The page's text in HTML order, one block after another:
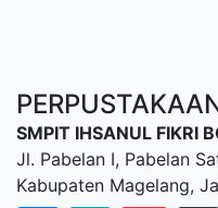
SMPIT IHSANUL FIKRI
Jl. Pabelan I, Pabelan
Kabupaten Magelang,